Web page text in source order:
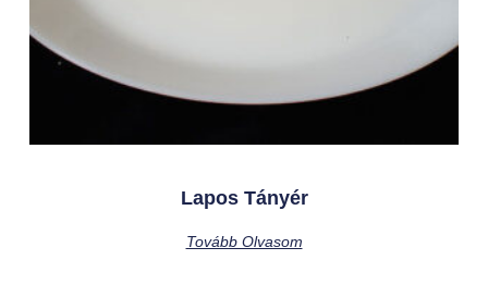
Lapos Tányér
Tovább Olvasom